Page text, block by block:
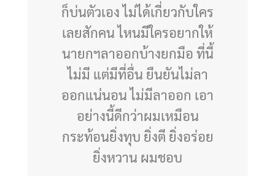
ก็บ่นตัวเอง ไม่ได้เกี่ยวกับใคร
เลยสักคน ไหนมีใครอยากให้
นายกฯลาออกบ้างยกมือ ที่นี้
ไม่มี แต่มีที่อื่น ยืนยันไม่ลา
ออกแน่นอน ไม่มีลาออก เอา
อย่างนี้ดีกว่าผมเหมือน
กระท้อนยิ่งทุบ ยิ่งตี ยิ่งอร่อย
ยิ่งหวาน ผมชอบ